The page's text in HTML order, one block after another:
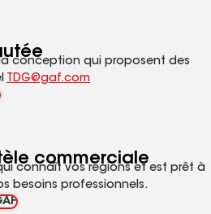
conception qui proposent des
TDG@gaf.com
commerciale
connaît vos régions et est prêt à
besoins professionnels.